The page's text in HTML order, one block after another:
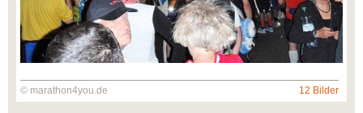
© marathon4you.de 12 Bilder